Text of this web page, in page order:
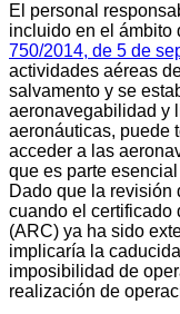
El personal
incluido en el ámbito
750/2014, de 5 de
actividades aéreas
salvamento y se
aeronavegabilidad y
aeronáuticas, puede
acceder a las
que es parte
Dado que la revisión
cuando el certificado
(ARC) ya ha sido
implicaría la
imposibilidad de
realización de